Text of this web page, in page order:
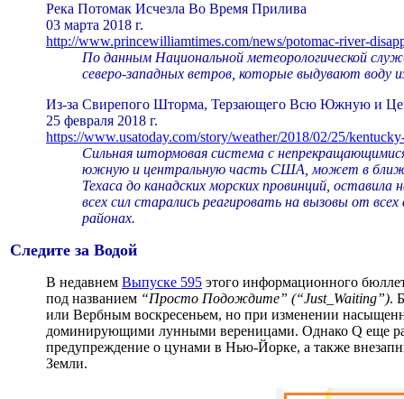
Река Потомак Исчезла Во Время Прилива
03 марта 2018 г.
http://www.princewilliamtimes.com/news/potomac-river-
По данным Национальной метеорологической
северо-западных ветров, которые выдувают воду
Из-за Свирепого Шторма, Терзающего Всю Южную и
25 февраля 2018 г.
https://www.usatoday.com/story/weather/2018/02/25/
Сильная штормовая система с
южную и центральную часть США, может в
Техаса до канадских морских провинций,
всех сил старались реагировать на вызовы от
районах.
Следите за Водой
В недавнем Выпуске 595 этого информационного
под названием “Просто Подождите” (“Just_Waiting”).
или Вербным воскресеньем, но при изменении
доминирующими лунными вереницами. Однако Q еще
предупреждение о цунами в Нью-Йорке, а также
Земли.